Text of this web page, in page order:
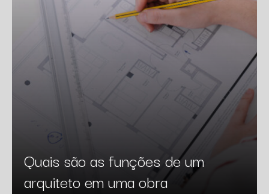
Quais são as funções de um
arquiteto em uma obra